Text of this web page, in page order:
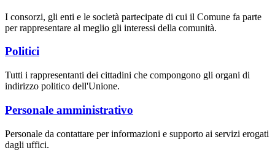
I consorzi, gli enti e le società partecipate di cui il Comune fa parte
per rappresentare al meglio gli interessi della comunità.
Politici
Tutti i rappresentanti dei cittadini che compongono gli organi di
indirizzo politico dell'Unione.
Personale amministrativo
Personale da contattare per informazioni e supporto ai servizi erogati
dagli uffici.